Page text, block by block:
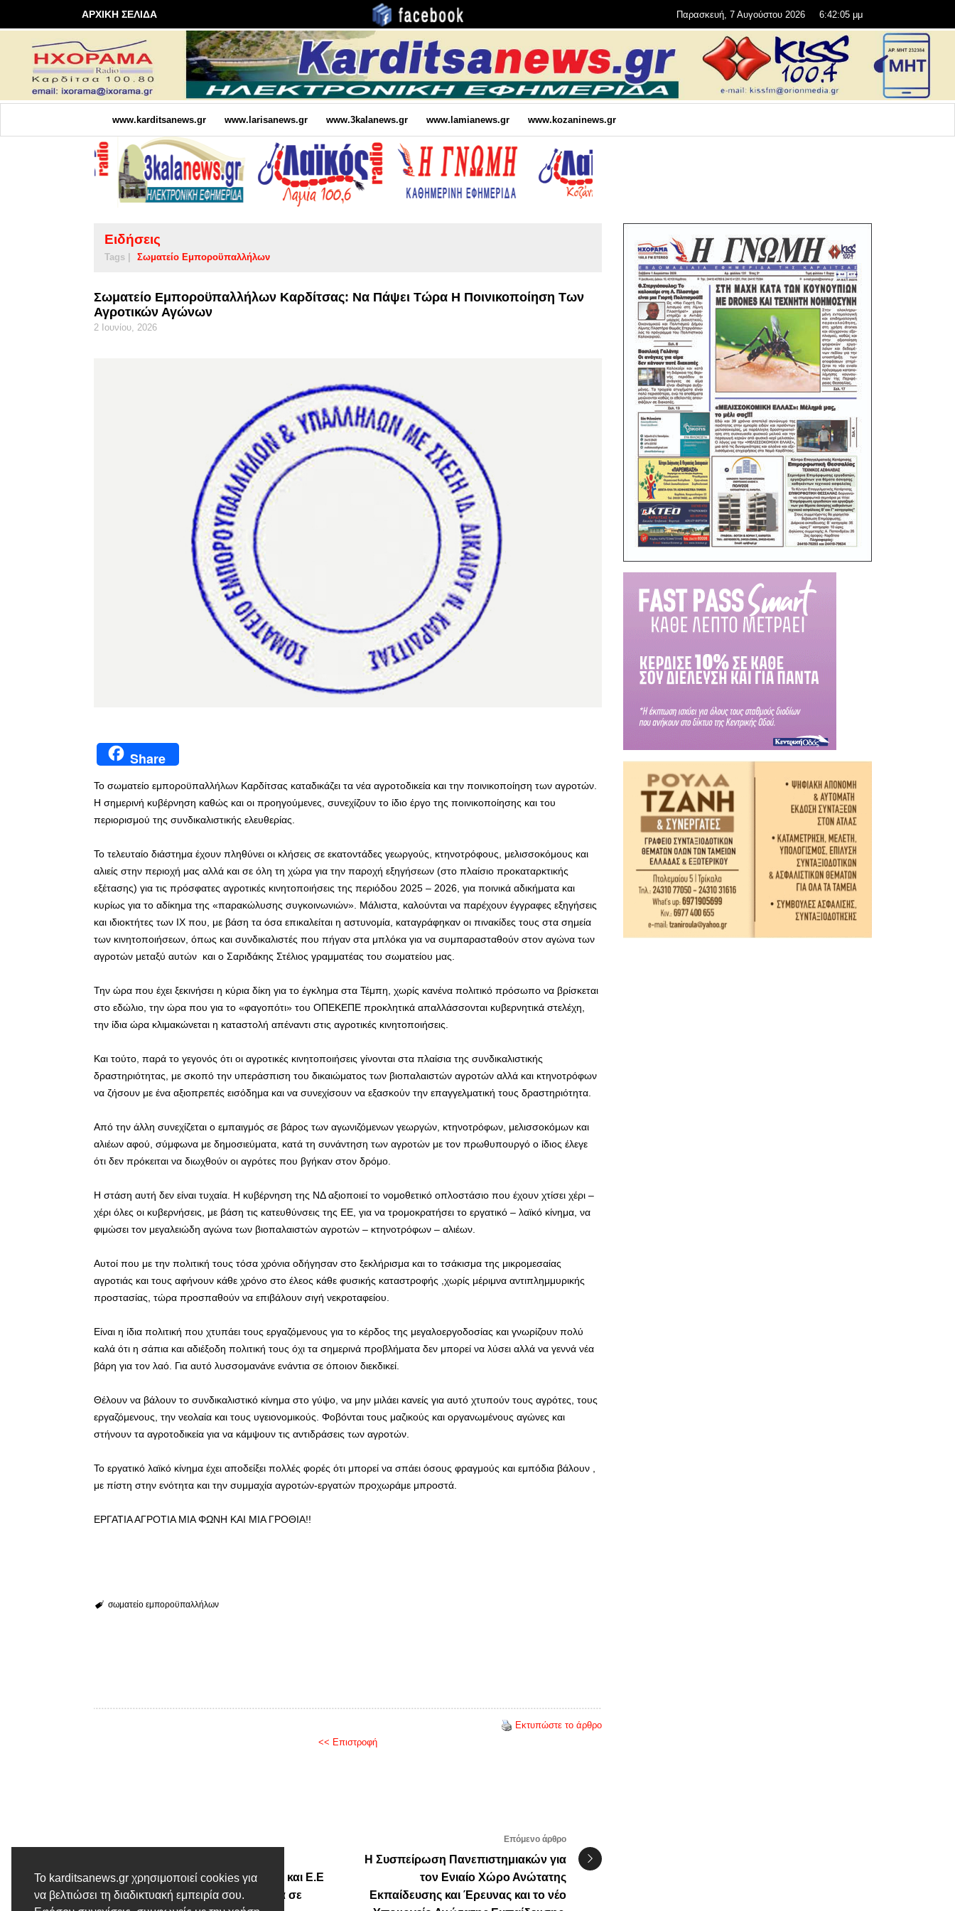
Το karditsanews.gr χρησιμοποιεί cookies για
να βελτιώσει τη διαδικτυακή εμπειρία σου.
ΑΡΧΙΚΗ ΣΕΛΙΔΑ Παρασκευή, 7 Αυγούστου 2026 6:42:06 μμ
www.karditsanews.gr www.larisanews.gr www.3kalanews.gr www.lamianews.gr www.kozaninews.gr
Ειδήσεις
Tags | Σωματείο Εμποροϋπαλλήλων
Σωματείο Εμποροϋπαλλήλων Καρδίτσας: Να Πάψει Τώρα Η Ποινικοποίηση Των
Αγροτικών Αγώνων
2 Ιουνίου, 2026
Share
Το σωματείο εμποροϋπαλλήλων Καρδίτσας καταδικάζει τα νέα αγροτοδικεία και την ποινικοποίηση των αγροτών.
Η σημερινή κυβέρνηση καθώς και οι προηγούμενες, συνεχίζουν το ίδιο έργο της ποινικοποίησης και του
περιορισμού της συνδικαλιστικής ελευθερίας.
Το τελευταίο διάστημα έχουν πληθύνει οι κλήσεις σε εκατοντάδες γεωργούς, κτηνοτρόφους, μελισσοκόμους και
αλιείς στην περιοχή μας αλλά και σε όλη τη χώρα για την παροχή εξηγήσεων (στο πλαίσιο προκαταρκτικής
εξέτασης) για τις πρόσφατες αγροτικές κινητοποιήσεις της περιόδου 2025 – 2026, για ποινικά αδικήματα και
κυρίως για το αδίκημα της «παρακώλυσης συγκοινωνιών». Μάλιστα, καλούνται να παρέχουν έγγραφες εξηγήσεις
και ιδιοκτήτες των ΙΧ που, με βάση τα όσα επικαλείται η αστυνομία, καταγράφηκαν οι πινακίδες τους στα σημεία
των κινητοποιήσεων, όπως και συνδικαλιστές που πήγαν στα μπλόκα για να συμπαρασταθούν στον αγώνα των
αγροτών μεταξύ αυτών και ο Σαριδάκης Στέλιος γραμματέας του σωματείου μας.
Την ώρα που έχει ξεκινήσει η κύρια δίκη για το έγκλημα στα Τέμπη, χωρίς κανένα πολιτικό πρόσωπο να βρίσκεται
στο εδώλιο, την ώρα που για το «φαγοπότι» του ΟΠΕΚΕΠΕ προκλητικά απαλλάσσονται κυβερνητικά στελέχη,
την ίδια ώρα κλιμακώνεται η καταστολή απέναντι στις αγροτικές κινητοποιήσεις.
Και τούτο, παρά το γεγονός ότι οι αγροτικές κινητοποιήσεις γίνονται στα πλαίσια της συνδικαλιστικής
δραστηριότητας, με σκοπό την υπεράσπιση του δικαιώματος των βιοπαλαιστών αγροτών αλλά και κτηνοτρόφων
να ζήσουν με ένα αξιοπρεπές εισόδημα και να συνεχίσουν να εξασκούν την επαγγελματική τους δραστηριότητα.
Από την άλλη συνεχίζεται ο εμπαιγμός σε βάρος των αγωνιζόμενων γεωργών, κτηνοτρόφων, μελισσοκόμων και
αλιέων αφού, σύμφωνα με δημοσιεύματα, κατά τη συνάντηση των αγροτών με τον πρωθυπουργό ο ίδιος έλεγε
ότι δεν πρόκειται να διωχθούν οι αγρότες που βγήκαν στον δρόμο.
Η στάση αυτή δεν είναι τυχαία. Η κυβέρνηση της ΝΔ αξιοποιεί το νομοθετικό οπλοστάσιο που έχουν χτίσει χέρι –
χέρι όλες οι κυβερνήσεις, με βάση τις κατευθύνσεις της ΕΕ, για να τρομοκρατήσει το εργατικό – λαϊκό κίνημα, να
φιμώσει τον μεγαλειώδη αγώνα των βιοπαλαιστών αγροτών – κτηνοτρόφων – αλιέων.
Αυτοί που με την πολιτική τους τόσα χρόνια οδήγησαν στο ξεκλήρισμα και το τσάκισμα της μικρομεσαίας
αγροτιάς και τους αφήνουν κάθε χρόνο στο έλεος κάθε φυσικής καταστροφής ,χωρίς μέριμνα αντιπλημμυρικής
προστασίας, τώρα προσπαθούν να επιβάλουν σιγή νεκροταφείου.
Είναι η ίδια πολιτική που χτυπάει τους εργαζόμενους για το κέρδος της μεγαλοεργοδοσίας και γνωρίζουν πολύ
καλά ότι η σάπια και αδιέξοδη πολιτική τους όχι τα σημερινά προβλήματα δεν μπορεί να λύσει αλλά να γεννά νέα
βάρη για τον λαό. Για αυτό λυσσομανάνε ενάντια σε όποιον διεκδικεί.
Θέλουν να βάλουν το συνδικαλιστικό κίνημα στο γύψο, να μην μιλάει κανείς για αυτό χτυπούν τους αγρότες, τους
εργαζόμενους, την νεολαία και τους υγειονομικούς. Φοβόνται τους μαζικούς και οργανωμένους αγώνες και
στήνουν τα αγροτοδικεία για να κάμψουν τις αντιδράσεις των αγροτών.
Το εργατικό λαϊκό κίνημα έχει αποδείξει πολλές φορές ότι μπορεί να σπάει όσους φραγμούς και εμπόδια βάλουν ,
με πίστη στην ενότητα και την συμμαχία αγροτών-εργατών προχωράμε μπροστά.
ΕΡΓΑΤΙΑ ΑΓΡΟΤΙΑ ΜΙΑ ΦΩΝΗ ΚΑΙ ΜΙΑ ΓΡΟΘΙΑ!!
σωματείο εμποροϋπαλλήλων
Εκτυπώστε το άρθρο
<< Επιστροφή
Τάσος Τσιαπλές: Κυβέρνηση και Ε.Ε
βάζουν εξοντωτικά πρόστιμα σε
Επόμενο άρθρο
Η Συσπείρωση Πανεπιστημιακών για
τον Ενιαίο Χώρο Ανώτατης
Εκπαίδευσης και Έρευνας και το νέο